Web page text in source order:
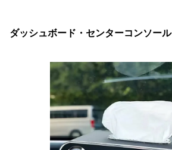
ダッシュボード・センターコンソール